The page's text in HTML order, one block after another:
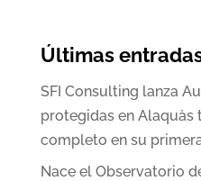
Últimas
SFI Consulting lanza
protegidas en
completo en su
Nace el Observatorio